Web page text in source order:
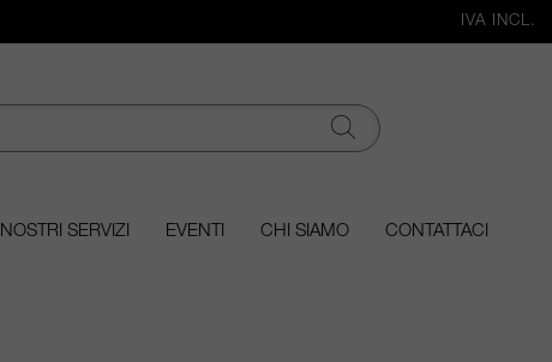
SERVIZI EVENTI CHI SIAMO CONTATTACI